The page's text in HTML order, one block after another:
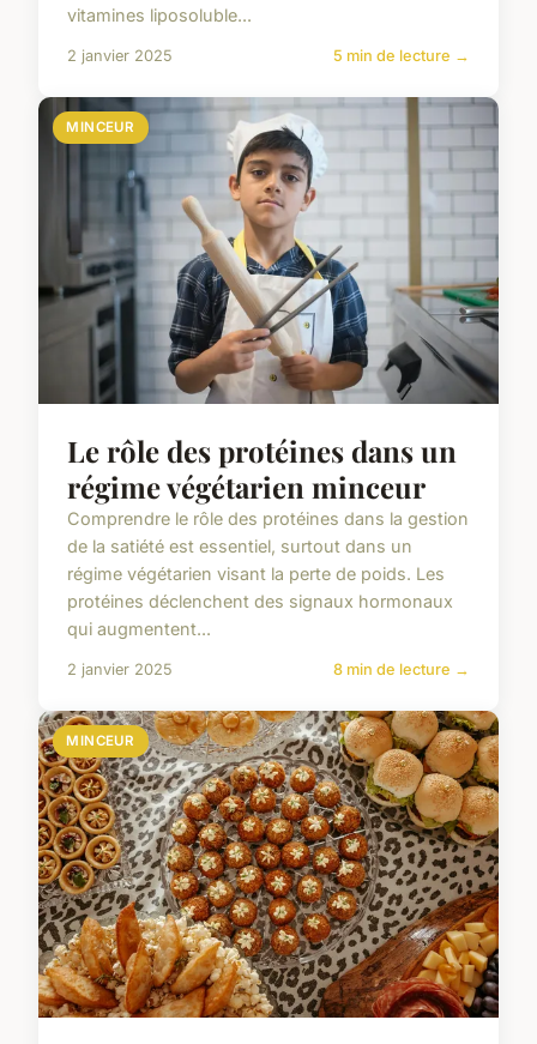
vitamines liposoluble...
2 janvier 2025 5 min de lecture →
MINCEUR
Le rôle des protéines dans un
régime végétarien minceur
Comprendre le rôle des protéines dans la gestion
de la satiété est essentiel, surtout dans un
régime végétarien visant la perte de poids. Les
protéines déclenchent des signaux hormonaux
qui augmentent...
2 janvier 2025 8 min de lecture →
MINCEUR